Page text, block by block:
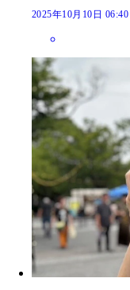
2025年10月10日 06:40